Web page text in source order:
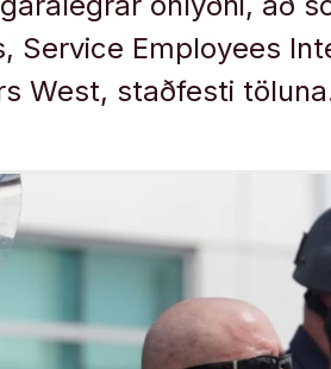
Service Employees
West, staðfesti